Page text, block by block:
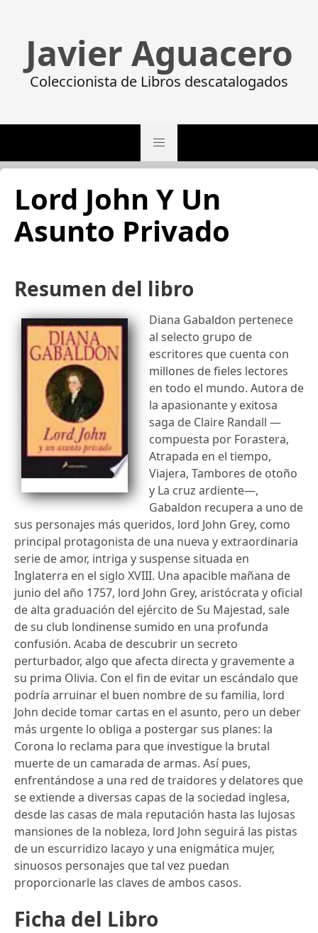
Javier Aguacero
Coleccionista de Libros descatalogados
Lord John Y Un
Asunto Privado
Resumen del libro
Diana Gabaldon pertenece
al selecto grupo de
escritores que cuenta con
millones de fieles lectores
en todo el mundo. Autora de
la apasionante y exitosa
saga de Claire Randall —
compuesta por Forastera,
Atrapada en el tiempo,
Viajera, Tambores de otoño
y La cruz ardiente—,
Gabaldon recupera a uno de
sus personajes más queridos, lord John Grey, como
principal protagonista de una nueva y extraordinaria
serie de amor, intriga y suspense situada en
Inglaterra en el siglo XVIII. Una apacible mañana de
junio del año 1757, lord John Grey, aristócrata y oficial
de alta graduación del ejército de Su Majestad, sale
de su club londinense sumido en una profunda
confusión. Acaba de descubrir un secreto
perturbador, algo que afecta directa y gravemente a
su prima Olivia. Con el fin de evitar un escándalo que
podría arruinar el buen nombre de su familia, lord
John decide tomar cartas en el asunto, pero un deber
más urgente lo obliga a postergar sus planes: la
Corona lo reclama para que investigue la brutal
muerte de un camarada de armas. Así pues,
enfrentándose a una red de traidores y delatores que
se extiende a diversas capas de la sociedad inglesa,
desde las casas de mala reputación hasta las lujosas
mansiones de la nobleza, lord John seguirá las pistas
de un escurridizo lacayo y una enigmática mujer,
sinuosos personajes que tal vez puedan
proporcionarle las claves de ambos casos.
Ficha del Libro